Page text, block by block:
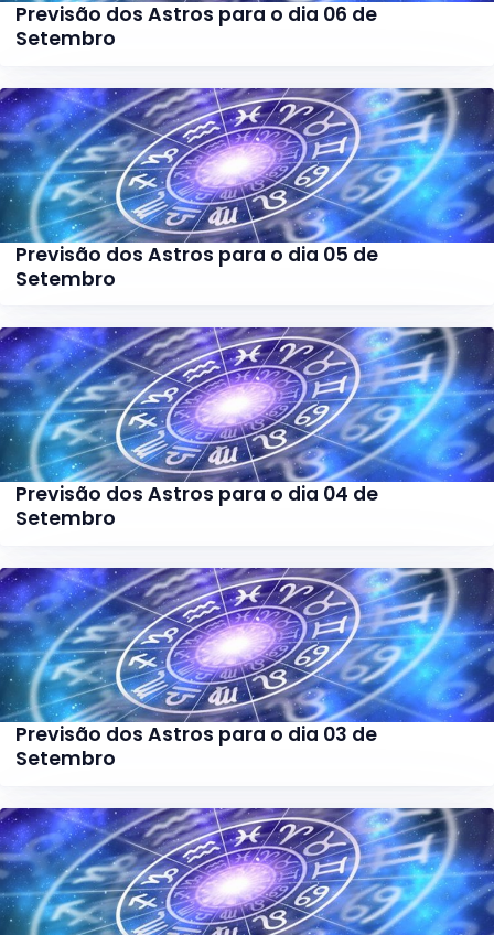
Previsão dos Astros para o dia 06 de
Setembro
Previsão dos Astros para o dia 05 de
Setembro
Previsão dos Astros para o dia 04 de
Setembro
Previsão dos Astros para o dia 03 de
Setembro